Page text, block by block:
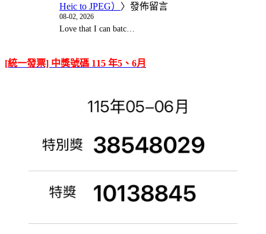
Heic to JPEG） 〉發佈留言
08-02, 2026
Love that I can batc…
[統一發票] 中獎號碼 115 年5、6月